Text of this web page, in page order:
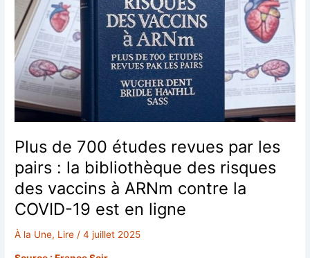
Plus de 700 études revues par les
pairs : la bibliothèque des risques
des vaccins à ARNm contre la
COVID-19 est en ligne
À la Une, Lire /4 juillet 2025